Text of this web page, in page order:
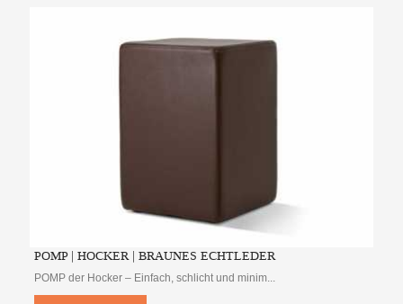
POMP | HOCKER | BRAUNES ECHTLEDER
POMP der Hocker – Einfach, schlicht und minim...